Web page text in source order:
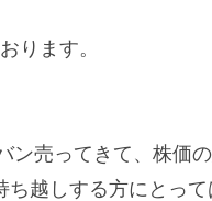
ります。
ン売ってきて、株価
越しする方にとって